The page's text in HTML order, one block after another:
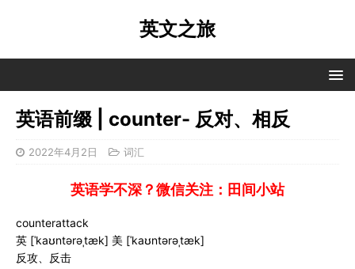
英文之旅
英语前缀 | counter- 反对、相反
2022年4月2日 词汇
英语学不深？微信关注：田间小站
counterattack
英 [ˈkaʊntərəˌtæk] 美 [ˈkaʊntərəˌtæk]
反攻、反击